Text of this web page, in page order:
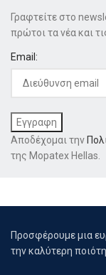
Γραφτείτε στο
πρώτοι τα νέα και
Email:
Αποδέχομαι την
της Mopatex Hellas.
Προσφέρουμε μια
την καλύτερη